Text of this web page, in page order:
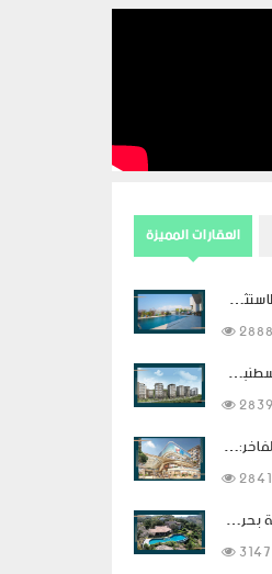
العقارات المميزة
وجهتك الجديدة للاستثمار في الفخامة في بودروم
استثمر في وادي اسطنبول بالتقسيط لمدة سنتين
مشروع توبكابي الفاخر: استثمار ذكي وحياة راقية في قلب اسطنبول
قصر الأحلام بإطلالة بحرية ساحرة ومساحات معيشية فاخرة في بودروم